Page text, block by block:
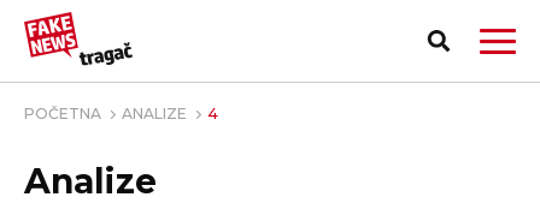
POČETNA ANALIZE 4
Analize